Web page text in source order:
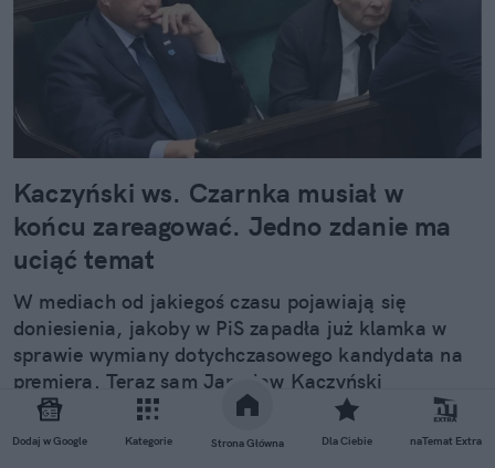
Dodaj w Google Kategorie Strona Główna Dla Ciebie naTemat Extra
Kaczyński ws. Czarnka musiał w
końcu zareagować. Jedno zdanie ma
uciąć temat
W mediach od jakiegoś czasu pojawiają się
doniesienia, jakoby w PiS zapadła już klamka w
sprawie wymiany dotychczasowego kandydata na
premiera. Teraz sam Jarosław Kaczyński
zareagował na te rewelacje i dobitnie wypowiedział
się ws. przyszłości Przemysława Czarnka.